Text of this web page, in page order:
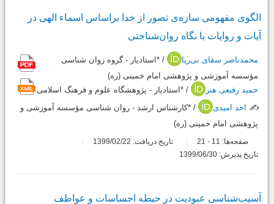
الگوی مفهومی سازه‌ی تصور از خدا براساس اسماء الهی در
آیات و روایات با نگاه روان‌شناختی
محمدناصر سقای بی‌ریا
/ *استادیار - گروه روان شناسی
مؤسسه آموزشی و پژوهشی امام خمینی (ره)
حمید رفیعی هنر
/ *استادیار - پژوهشگاه علوم و فرهنگ اسلامی
✍️ احد امیدی
/ *کارشناس ارشد - روان شناسی مؤسسه آموزشی و
پژوهشی امام خمینی (ره)
صفحه‌ها: 11
-
تاریخ دریافت: 1399/02/22
تاریخ پذیرش: 1399/06/30
آسیب‌شناسی عبودیت در حیطه احساسات و عواطف